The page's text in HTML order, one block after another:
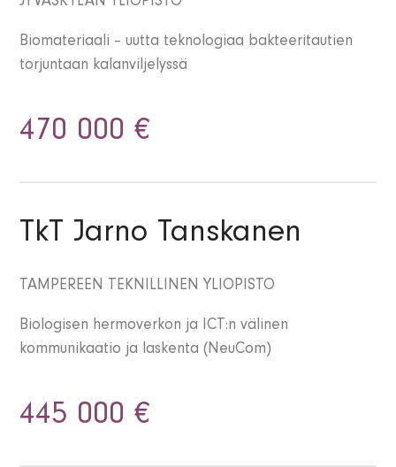
Biomateriaali – uutta teknologiaa bakteeritautien
torjuntaan kalanviljelyssä
470 000 €
TkT Jarno Tanskanen
TAMPEREEN TEKNILLINEN YLIOPISTO
Biologisen hermoverkon ja ICT:n välinen
kommunikaatio ja laskenta (NeuCom)
445 000 €